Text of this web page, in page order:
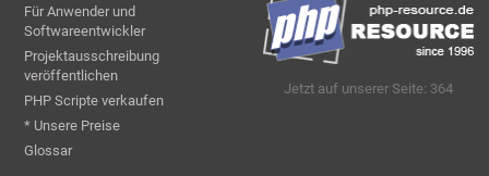
Für Anwender und
Softwareentwickler
Projektausschreibung
veröffentlichen
PHP Scripte verkaufen
* Unsere Preise
Glossar
Jetzt auf unserer Seite: 364